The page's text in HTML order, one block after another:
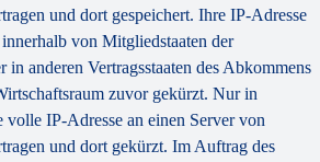
und dort gespeichert. Ihre IP-Adresse
von Mitgliedstaaten der
anderen Vertragsstaaten des Abkommens
zuvor gekürzt. Nur in
IP-Adresse an einen Server von
und dort gekürzt. Im Auftrag des